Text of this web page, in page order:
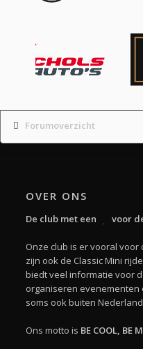
Forumoverzicht
OVER ONS
De club met een voor
Onze club is er vooral voor
zijn ook de Classic Mini
biedt veel informatie voor
organiseren
soms ook buiten
Ons motto is BE COOL, BE